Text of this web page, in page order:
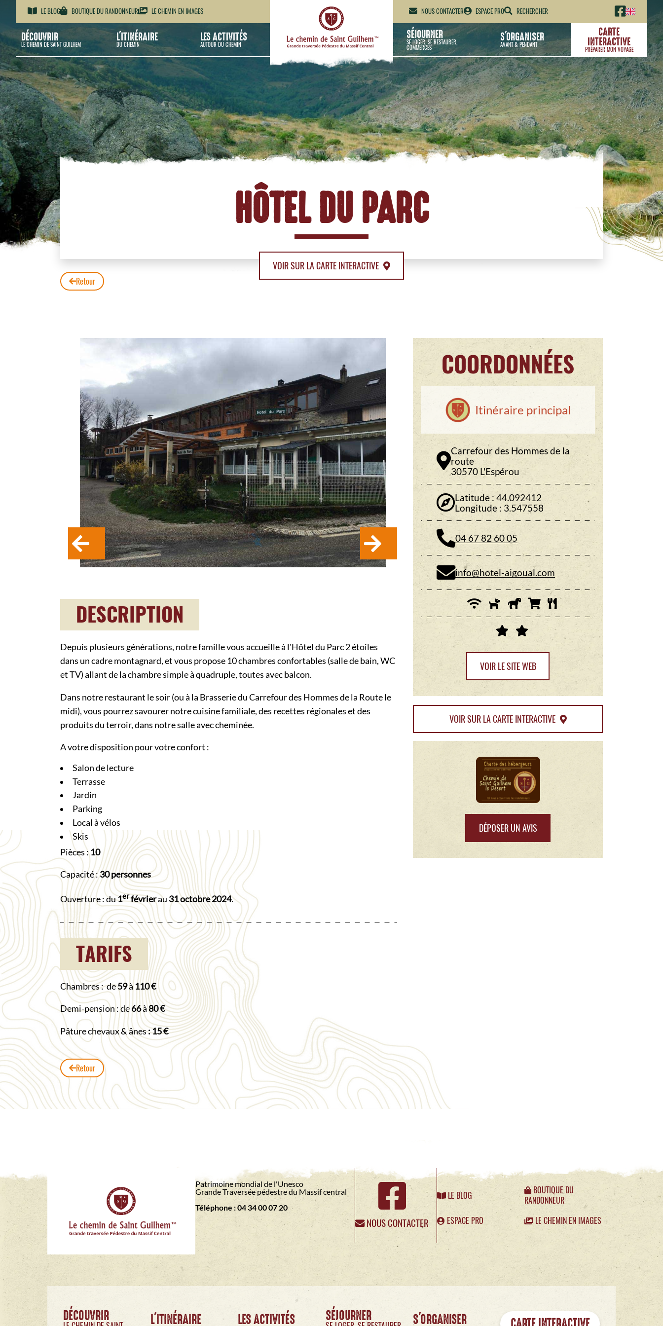
LE BLOG BOUTIQUE DU RANDONNEUR LE CHEMIN EN IMAGES NOUS CONTACTER ESPACE PRO RECHERCHER
DÉCOUVRIR
LE CHEMIN DE SAINT GUILHEM
L'ITINÉRAIRE
DU CHEMIN
LES ACTIVITÉS
AUTOUR DU CHEMIN
SÉJOURNER
SE LOGER, SE RESTAURER,
COMMERCES
S'ORGANISER
AVANT & PENDANT
CARTE
INTERACTIVE
PRÉPARER MON VOYAGE
HÔTEL DU PARC
VOIR SUR LA CARTE INTERACTIVE
Retour
COORDONNÉES
Itinéraire principal
Carrefour des Hommes de la
route
30570 L'Espérou
Latitude : 44.092412
Longitude : 3.547558
04 67 82 60 05
info@hotel-aigoual.com
VOIR LE SITE WEB
DESCRIPTION
Depuis plusieurs générations, notre famille vous accueille à l'Hôtel du Parc 2 étoiles
dans un cadre montagnard, et vous propose 10 chambres confortables (salle de bain, WC
et TV) allant de la chambre simple à quadruple, toutes avec balcon.
Dans notre restaurant le soir (ou à la Brasserie du Carrefour des Hommes de la Route le
midi), vous pourrez savourer notre cuisine familiale, des recettes régionales et des
produits du terroir, dans notre salle avec cheminée.
A votre disposition pour votre confort :
Salon de lecture
Terrasse
Jardin
Parking
Local à vélos
Skis
Pièces :10
Capacité :30 personnes
Ouverture : du1erfévrierau 31 octobre 2024.
TARIFS
Chambres : de59à 110 €
Demi-pension : de66à80 €
Pâture chevaux & ânes: 15 €
VOIR SUR LA CARTE INTERACTIVE
DÉPOSER UN AVIS
Retour
Patrimoine mondial de l'Unesco
Grande Traversée pédestre du Massif central
Téléphone : 04 34 00 07 20
NOUS CONTACTER
LE BLOG
BOUTIQUE DU
RANDONNEUR
ESPACE PRO
LE CHEMIN EN IMAGES
DÉCOUVRIR L'ITINÉRAIRE LES ACTIVITÉS SÉJOURNER S'ORGANISER